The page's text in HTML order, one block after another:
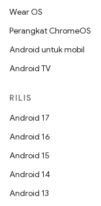
Wear OS
Perangkat ChromeOS
Android untuk mobil
Android TV
RILIS
Android 17
Android 16
Android 15
Android 14
Android 13